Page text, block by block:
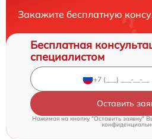
Закажите бесплатную
Бесплатная
специалистом
Оставить
Нажимая на кнопку "Оставить заявку"